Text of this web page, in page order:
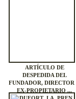
ARTÍCULO DE
DESPEDIDA DEL
FUNDADOR, DIRECTOR
EX-PROPIETARIO ...